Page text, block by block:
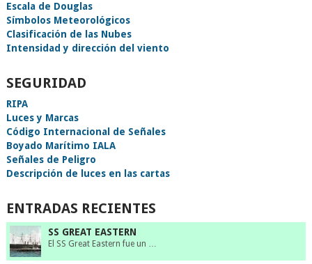
Escala de Douglas
Símbolos Meteorológicos
Clasificación de las Nubes
Intensidad y dirección del viento
SEGURIDAD
RIPA
Luces y Marcas
Código Internacional de Señales
Boyado Marítimo IALA
Señales de Peligro
Descripción de luces en las cartas
ENTRADAS RECIENTES
SS GREAT EASTERN
El SS Great Eastern fue un …